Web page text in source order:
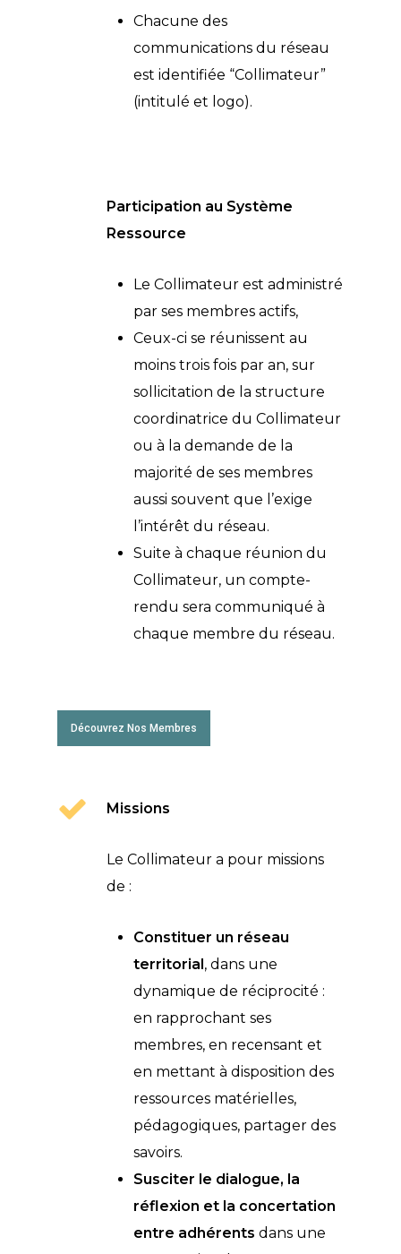
Chacune des
communications du réseau
est identifiée “Collimateur”
(intitulé et logo).
Participation au Système
Ressource
Le Collimateur est administré
par ses membres actifs,
Ceux-ci se réunissent au
moins trois fois par an, sur
sollicitation de la structure
coordinatrice du Collimateur
ou à la demande de la
majorité de ses membres
aussi souvent que l’exige
l’intérêt du réseau.
Suite à chaque réunion du
Collimateur, un compte-
rendu sera communiqué à
chaque membre du réseau.
Découvrez Nos Membres
Missions
Le Collimateur a pour missions
de :
Constituer un réseau
territorial, dans une
dynamique de réciprocité :
en rapprochant ses
membres, en recensant et
en mettant à disposition des
ressources matérielles,
pédagogiques, partager des
savoirs.
Susciter le dialogue, la
réflexion et la concertation
entre adhérents dans une